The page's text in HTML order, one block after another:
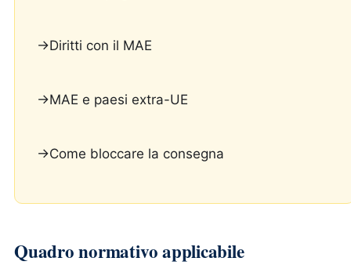
→Diritti con il MAE
→MAE e paesi extra-UE
→Come bloccare la consegna
Quadro normativo applicabile